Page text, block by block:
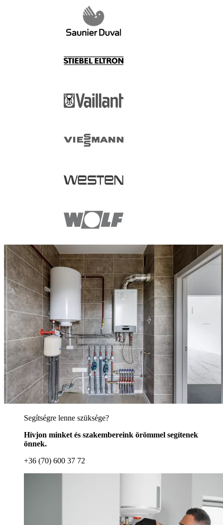
Segítségre lenne szüksége?
Hívjon minket és szakembereink örömmel segítenek
önnek.
+36 (70) 600 37 72